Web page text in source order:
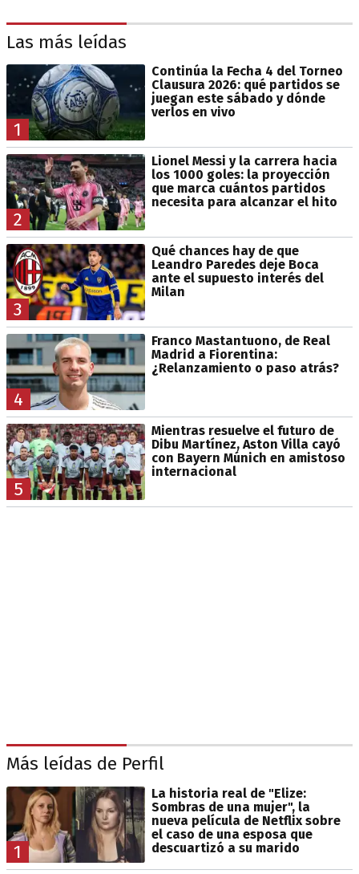
Las más leídas
1
Continúa la Fecha 4 del Torneo
Clausura 2026: qué partidos se
juegan este sábado y dónde
verlos en vivo
2
Lionel Messi y la carrera hacia
los 1000 goles: la proyección
que marca cuántos partidos
necesita para alcanzar el hito
3
Qué chances hay de que
Leandro Paredes deje Boca
ante el supuesto interés del
Milan
4
Franco Mastantuono, de Real
Madrid a Fiorentina:
¿Relanzamiento o paso atrás?
5
Mientras resuelve el futuro de
Dibu Martínez, Aston Villa cayó
con Bayern Múnich en amistoso
internacional
Más leídas de Perfil
1
La historia real de "Elize:
Sombras de una mujer", la
nueva película de Netflix sobre
el caso de una esposa que
descuartizó a su marido